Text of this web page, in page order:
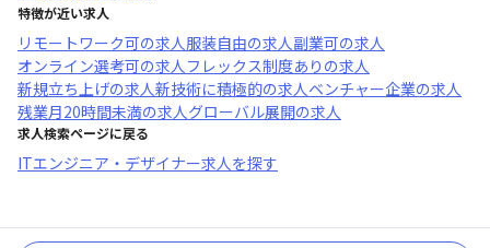
特徴が近い求人
リモートワーク可の求人服装自由の求人副業可の求人
オンライン選考可の求人フレックス制度あり の求人
新規立ち上げの求人新技術に積極的の求人ベンチャー企業の求人
残業月20時間未満の求人グローバル展開の求人
求人検索ページに戻る
ITエンジニア・デザイナー求人を探す